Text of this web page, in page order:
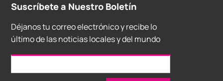
Suscríbete a Nuestro Boletín
Déjanos tu correo electrónico y recibe lo
último de las noticias locales y del mundo